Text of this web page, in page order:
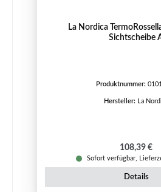
La Nordica
Sichtscheibe
Produktnummer:
Hersteller: La
Regulärer
108,39 €
Sofort verfügbar,
Details